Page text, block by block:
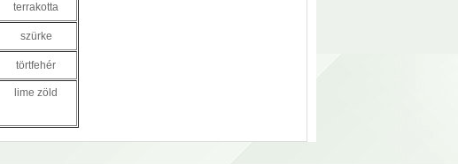
terrakotta
szürke
törtfehér
lime zöld